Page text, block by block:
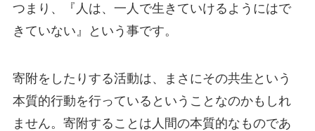
つまり、『人は、一人で生きていけるようにはで
きていない』という事です。
寄附をしたりする活動は、まさにその共生という
本質的行動を行っているということなのかもしれ
ません。寄附することは人間の本質的なものであ